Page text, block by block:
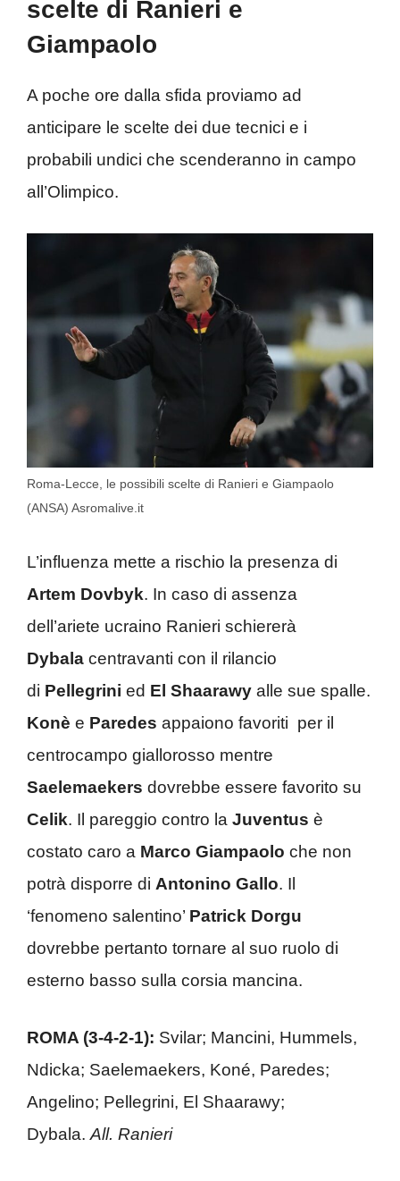
scelte di Ranieri e
Giampaolo
A poche ore dalla sfida proviamo ad
anticipare le scelte dei due tecnici e i
probabili undici che scenderanno in campo
all’Olimpico.
Roma-Lecce, le possibili scelte di Ranieri e Giampaolo
(ANSA) Asromalive.it
L’influenza mette a rischio la presenza di
Artem Dovbyk. In caso di assenza
dell’ariete ucraino Ranieri schiererà
Dybala centravanti con il rilancio
di Pellegrini ed El Shaarawy alle sue spalle.
Konè e Paredes appaiono favoriti per il
centrocampo giallorosso mentre
Saelemaekers dovrebbe essere favorito su
Celik. Il pareggio contro la Juventus è
costato caro a Marco Giampaolo che non
potrà disporre di Antonino Gallo. Il
‘fenomeno salentino’ Patrick Dorgu
dovrebbe pertanto tornare al suo ruolo di
esterno basso sulla corsia mancina.
ROMA (3-4-2-1): Svilar; Mancini, Hummels,
Ndicka; Saelemaekers, Koné, Paredes;
Angelino; Pellegrini, El Shaarawy;
Dybala. All. Ranieri